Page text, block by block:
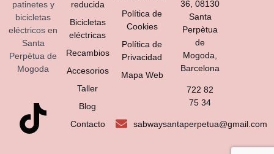
patinetes y
bicicletas
eléctricos en
Santa
Perpètua de
Mogoda
reducida
Bicicletas
eléctricas
Recambios
Accesorios
Taller
Blog
Contacto
Política de
Cookies
Política de
Privacidad
Mapa Web
36, 08130
Santa
Perpètua
de
Mogoda,
Barcelona
722 82
75 34
sabwaysantaperpetua@gmail.com